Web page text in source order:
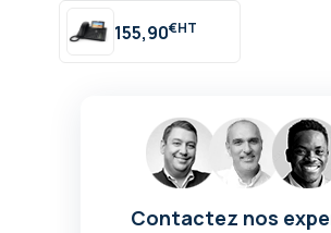
155,90€
Contactez nos